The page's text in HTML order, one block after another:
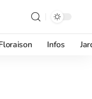
Infos